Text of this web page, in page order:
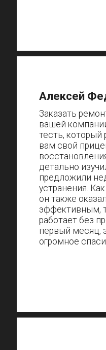
Алексей
Заказать
вашей
тесть, который
вам свой
детально
предложили
устранения.
он также
эффективным,
работает без
первый месяц,
огромное